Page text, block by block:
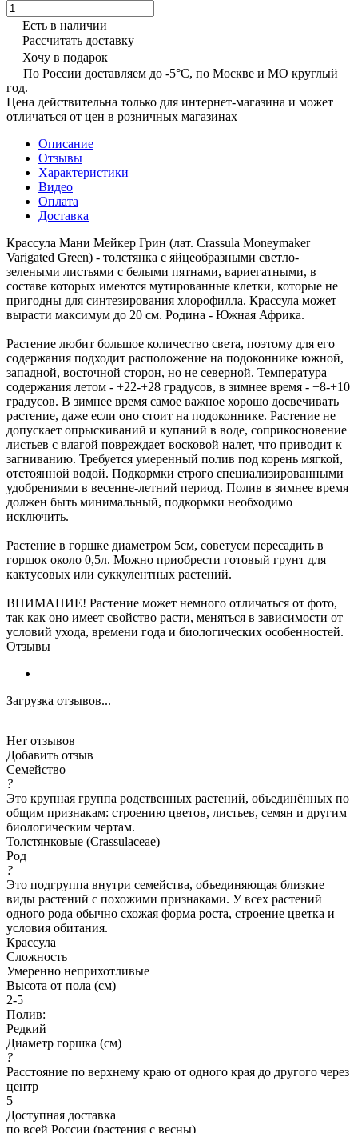
Есть в наличии
Рассчитать доставку
Хочу в подарок
По России доставляем до -5°C, по Москве и МО круглый
год.
Цена действительна только для интернет-магазина и может
отличаться от цен в розничных магазинах
Описание
Отзывы
Характеристики
Видео
Оплата
Доставка
Крассула Мани Мейкер Грин (лат. Crassula Moneymaker
Varigated Green) - толстянка с яйцеобразными светло-
зелеными листьями с белыми пятнами, вариегатными, в
составе которых имеются мутированные клетки, которые не
пригодны для синтезирования хлорофилла. Крассула может
вырасти максимум до 20 см. Родина - Южная Африка.
Растение любит большое количество света, поэтому для его
содержания подходит расположение на подоконнике южной,
западной, восточной сторон, но не северной. Температура
содержания летом - +22-+28 градусов, в зимнее время - +8-+10
градусов. В зимнее время самое важное хорошо досвечивать
растение, даже если оно стоит на подоконнике. Растение не
допускает опрыскиваний и купаний в воде, соприкосновение
листьев с влагой повреждает восковой налет, что приводит к
загниванию. Требуется умеренный полив под корень мягкой,
отстоянной водой. Подкормки строго специализированными
удобрениями в весенне-летний период. Полив в зимнее время
должен быть минимальный, подкормки необходимо
исключить.
Растение в горшке диаметром 5см, советуем пересадить в
горшок около 0,5л. Можно приобрести готовый грунт для
кактусовых или суккулентных растений.
ВНИМАНИЕ! Растение может немного отличаться от фото,
так как оно имеет свойство расти, меняться в зависимости от
условий ухода, времени года и биологических особенностей.
Отзывы
Загрузка отзывов...
Нет отзывов
Добавить отзыв
Семейство
?
Это крупная группа родственных растений, объединённых по
общим признакам: строению цветов, листьев, семян и другим
биологическим чертам.
Толстянковые (Crassulaceae)
Род
?
Это подгруппа внутри семейства, объединяющая близкие
виды растений с похожими признаками. У всех растений
одного рода обычно схожая форма роста, строение цветка и
условия обитания.
Крассула
Сложность
Умеренно неприхотливые
Высота от пола (см)
2-5
Полив:
Редкий
Диаметр горшка (см)
?
Расстояние по верхнему краю от одного края до другого через
центр
5
Доступная доставка
по всей России (растения с весны)